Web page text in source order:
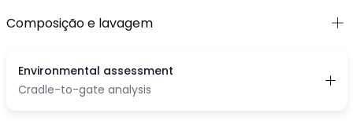
Composição e lavagem